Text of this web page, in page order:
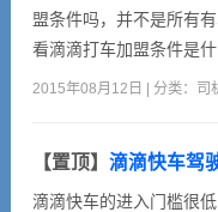
盟条件吗，并不是所有
看滴滴打车加盟条件是
小桔科技公司开发的一
滴滴打车的条件是：1
车，行驶...
2015年08月12日 | 分类： 司
【置顶】 滴滴快车驾
滴滴快车的进入门槛很